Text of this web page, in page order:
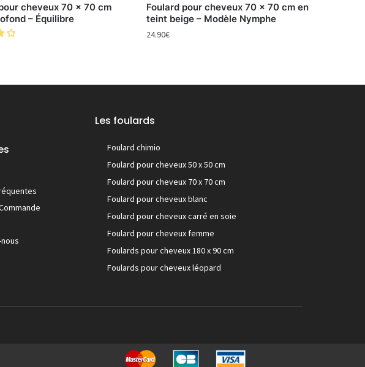
cheveux 70 x 70 cm
– Équilibre
Foulard pour cheveux 70 x 70 cm en
teint beige – Modèle Nymphe
24.90€
Les foulards
Foulard chimio
Foulard pour cheveux 50 x 50 cm
Foulard pour cheveux 70 x 70 cm
Foulard pour cheveux blanc
Foulard pour cheveux carré en soie
Foulard pour cheveux femme
Foulards pour cheveux 180 x 90 cm
Foulards pour cheveux léopard